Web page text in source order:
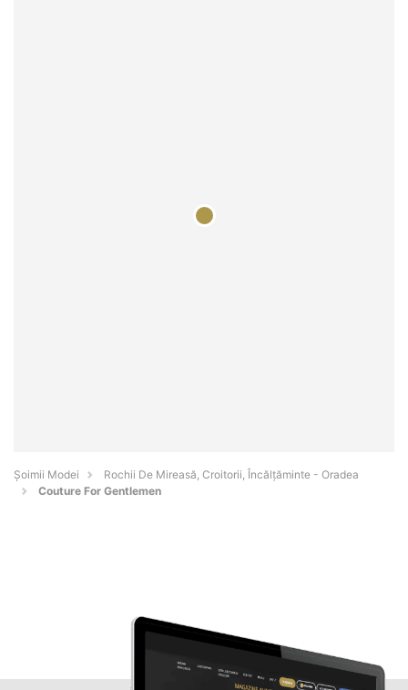
Șoimii Modei
Rochii De Mireasă, Croitorii, Încălțăminte - Oradea
Couture For Gentlemen